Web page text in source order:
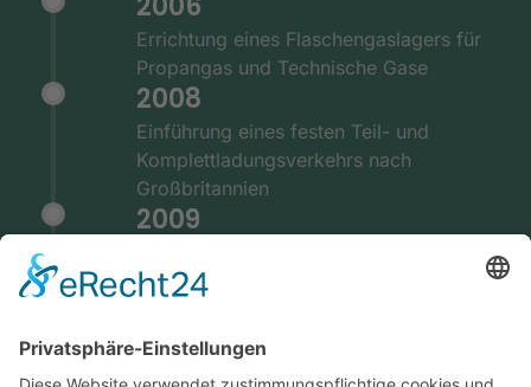
Errichtung eines Flaschengaslagers für
Propangas und Technische Gase
2008
Einführung eines festen Teil- und
Komplettladungsverkehrs nach
Großbritannien
2009
GPS und Telematiksystemen
Ausbau der Kapazität des
Flaschengaslagers für Propangas und